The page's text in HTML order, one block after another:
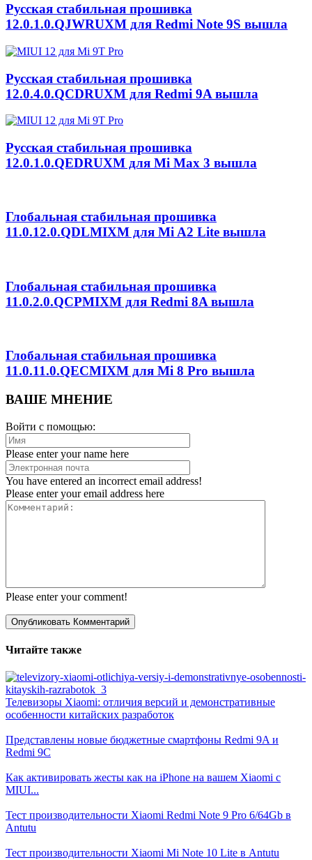
Русская стабильная прошивка
12.0.1.0.QJWRUXM для Redmi Note 9S вышла
Русская стабильная прошивка
12.0.4.0.QCDRUXM для Redmi 9A вышла
Русская стабильная прошивка
12.0.1.0.QEDRUXM для Mi Max 3 вышла
Глобальная стабильная прошивка
11.0.12.0.QDLMIXM для Mi A2 Lite вышла
Глобальная стабильная прошивка
11.0.2.0.QCPMIXM для Redmi 8A вышла
Глобальная стабильная прошивка
11.0.11.0.QECMIXM для Mi 8 Pro вышла
ВАШЕ МНЕНИЕ
Войти с помощью:
Please enter your name here
You have entered an incorrect email address!
Please enter your email address here
Please enter your comment!
Читайте также
Телевизоры Xiaomi: отличия версий и демонстративные
особенности китайских разработок
Представлены новые бюджетные смартфоны Redmi 9A и
Redmi 9C
Как активировать жесты как на iPhone на вашем Xiaomi с
MIUI...
Тест производительности Xiaomi Redmi Note 9 Pro 6/64Gb в
Antutu
Тест производительности Xiaomi Mi Note 10 Lite в Antutu